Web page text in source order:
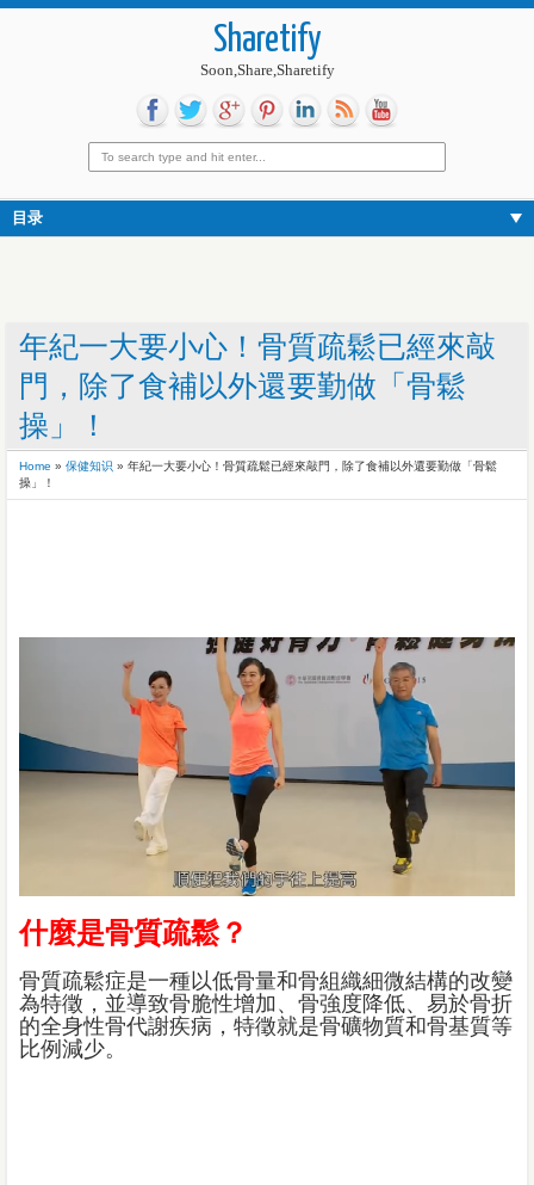
Sharetify
Soon,Share,Sharetify
目录
年紀一大要小心！骨質疏鬆已經來敲
門，除了食補以外還要勤做「骨鬆
操」！
Home » 保健知识 » 年紀一大要小心！骨質疏鬆已經來敲門，除了食補以外還要勤做「骨鬆
操」！
什麼是骨質疏鬆？
骨質疏鬆症是一種以低骨量和骨組織細微結構的改變
為特徵，並導致骨脆性增加、骨強度降低、易於骨折
的全身性骨代謝疾病，特徵就是骨礦物質和骨基質等
比例減少。